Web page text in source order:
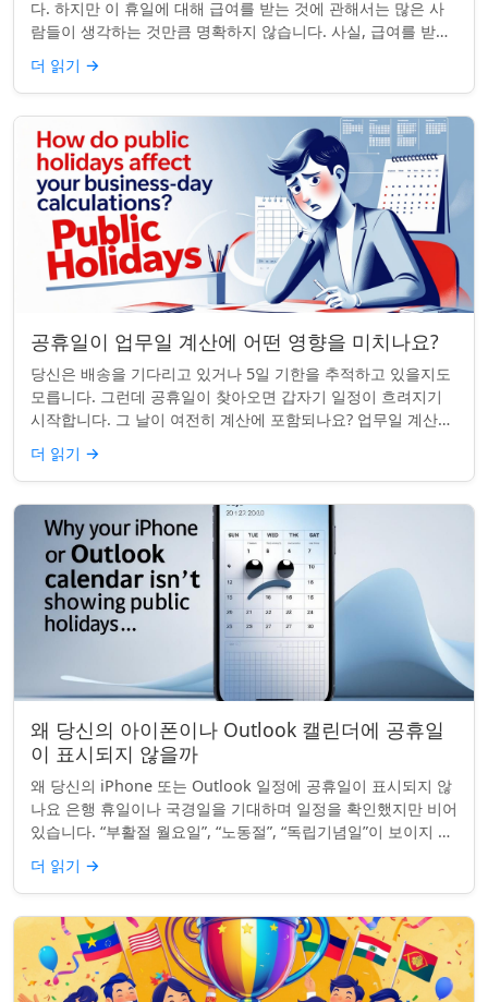
다. 하지만 이 휴일에 대해 급여를 받는 것에 관해서는 많은 사
람들이 생각하는 것만큼 명확하지 않습니다. 사실, 급여를 받거
나 하루 쉬는 것이 전적으로 계...
더 읽기 →
공휴일이 업무일 계산에 어떤 영향을 미치나요?
당신은 배송을 기다리고 있거나 5일 기한을 추적하고 있을지도
모릅니다. 그런데 공휴일이 찾아오면 갑자기 일정이 흐려지기
시작합니다. 그 날이 여전히 계산에 포함되나요? 업무일 계산을
할 때 공휴일은 생각보다 더 중요...
더 읽기 →
왜 당신의 아이폰이나 Outlook 캘린더에 공휴일
이 표시되지 않을까
왜 당신의 iPhone 또는 Outlook 일정에 공휴일이 표시되지 않
나요 은행 휴일이나 국경일을 기대하며 일정을 확인했지만 비어
있습니다. “부활절 월요일”, “노동절”, “독립기념일”이 보이지 않
네요. iPhon...
더 읽기 →